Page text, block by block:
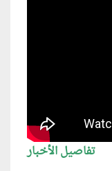
تفاصيل الأخبار